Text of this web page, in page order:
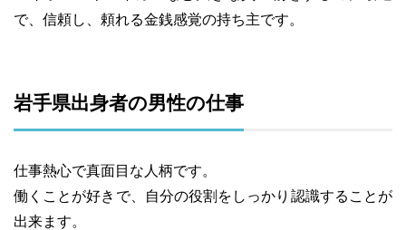
で、信頼し、頼れる金銭感覚の持ち主です。
岩手県出身者の男性の仕事
仕事熱心で真面目な人柄です。
働くことが好きで、自分の役割をしっかり認識することが
出来ます。